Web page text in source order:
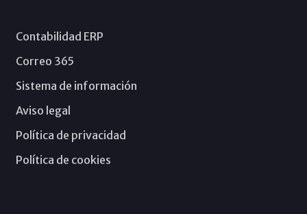
Contabilidad ERP
Correo 365
Sistema de información
Aviso legal
Política de privacidad
Política de cookies